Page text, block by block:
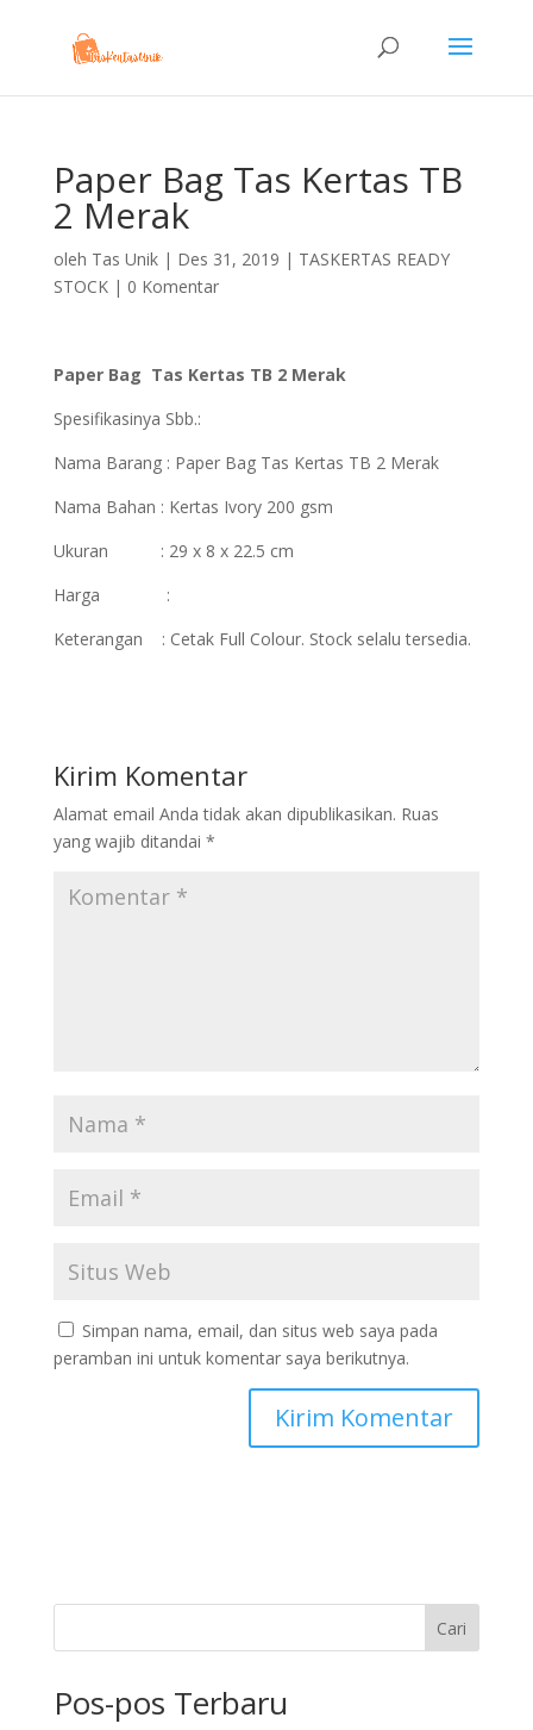
Paper Bag Tas Kertas TB
2 Merak
oleh Tas Unik| Des 31, 2019 | TASKERTAS READY
STOCK| 0 Komentar
Paper Bag Tas Kertas TB 2 Merak
Spesifikasinya Sbb.:
Nama Barang : Paper Bag Tas Kertas TB 2 Merak
Nama Bahan : Kertas Ivory 200 gsm
Ukuran : 29 x 8 x 22.5 cm
Harga :
Keterangan : Cetak Full Colour. Stock selalu tersedia.
Kirim Komentar
Alamat email Anda tidak akan dipublikasikan. Ruas
yang wajib ditandai *
Simpan nama, email, dan situs web saya pada
peramban ini untuk komentar saya berikutnya.
Cari
Pos-pos Terbaru